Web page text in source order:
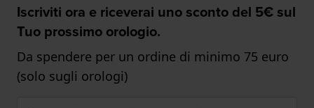
Iscriviti ora e riceverai uno sconto del 5€ sul
Tuo prossimo orologio.
Da spendere per un ordine di minimo 75 euro
(solo sugli orologi)